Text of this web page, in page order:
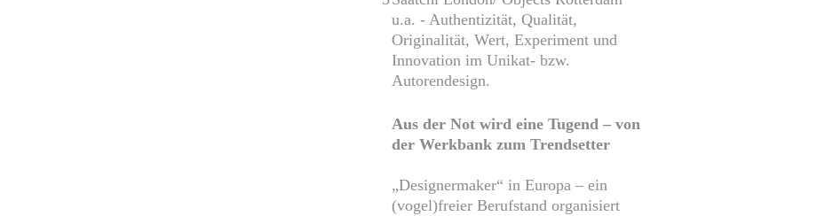
u.a. - Authentizität, Qualität,
Originalität, Wert, Experiment und
Innovation im Unikat- bzw.
Autorendesign.
Aus der Not wird eine Tugend – von
der Werkbank zum Trendsetter
„Designermaker“ in Europa – ein
(vogel)freier Berufstand organisiert